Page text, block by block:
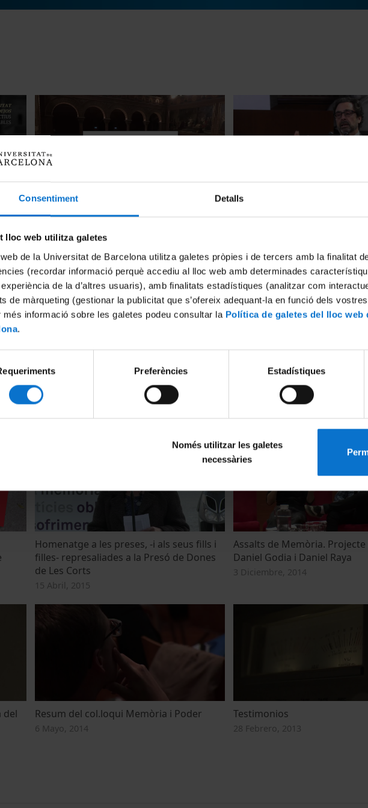
Consentiment Detalls
lloc web utilitza galetes
de la Universitat de Barcelona utilitza galetes pròpies i de tercers amb la finalitat
(recordar informació perquè accediu al lloc web amb determinades
de la d’altres usuaris), amb finalitats estadístiques (analitzar com
de màrqueting (gestionar la publicitat que s’ofereix adequant-la en funció dels
més informació sobre les galetes podeu consultar la Política de galetes del lloc web
.
Preferències Estadístiques
Només utilitzar les galetes
necessàries
Acte de reconeixement dels sindicalistes
represaliats pel franquisme
23 Enero, 2025
Homenatge a les persones de
Universitat de Barcelona
Debat amb les candidatures del 20D.
Transmissió i coneixement del passat: la
memòria com a política pública
22 Diciembre, 2015
Franco 40/40. El franquisme en
quarantena: Memory and
10 Noviembre, 2015
Homenatge a les preses, -i als seus fills i
filles- represaliades a la Presó de Dones
de Les Corts
15 Abril, 2015
Assalts de Memòria. Projecte
Daniel Godia i Daniel Raya
3 Diciembre, 2014
del
Resum del col.loqui Memòria i Poder
6 Mayo, 2014
Testimonios
28 Febrero, 2013